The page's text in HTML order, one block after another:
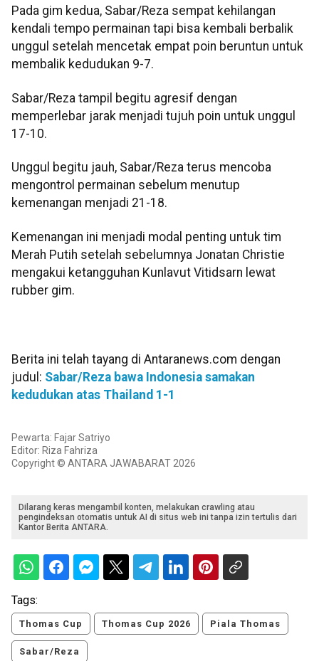
Pada gim kedua, Sabar/Reza sempat kehilangan
kendali tempo permainan tapi bisa kembali berbalik
unggul setelah mencetak empat poin beruntun untuk
membalik kedudukan 9-7.
Sabar/Reza tampil begitu agresif dengan
memperlebar jarak menjadi tujuh poin untuk unggul
17-10.
Unggul begitu jauh, Sabar/Reza terus mencoba
mengontrol permainan sebelum menutup
kemenangan menjadi 21-18.
Kemenangan ini menjadi modal penting untuk tim
Merah Putih setelah sebelumnya Jonatan Christie
mengakui ketangguhan Kunlavut Vitidsarn lewat
rubber gim.
Berita ini telah tayang di Antaranews.com dengan
judul: Sabar/Reza bawa Indonesia samakan
kedudukan atas Thailand 1-1
Pewarta: Fajar Satriyo
Editor: Riza Fahriza
Copyright © ANTARA JAWABARAT 2026
Dilarang keras mengambil konten, melakukan crawling atau
pengindeksan otomatis untuk AI di situs web ini tanpa izin tertulis dari
Kantor Berita ANTARA.
Tags:
Thomas Cup Thomas Cup 2026 Piala Thomas
Sabar/Reza